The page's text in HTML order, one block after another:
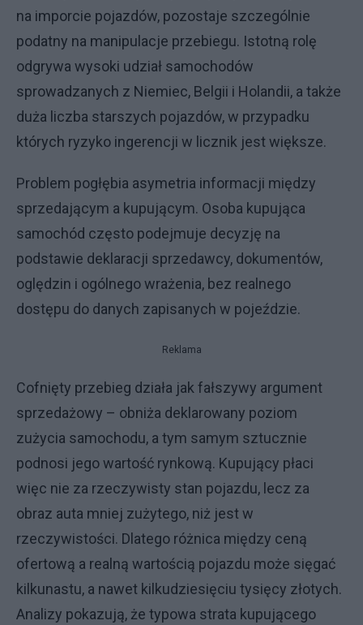
na imporcie pojazdów, pozostaje szczególnie
podatny na manipulacje przebiegu. Istotną rolę
odgrywa wysoki udział samochodów
sprowadzanych z Niemiec, Belgii i Holandii, a także
duża liczba starszych pojazdów, w przypadku
których ryzyko ingerencji w licznik jest większe.
Problem pogłębia asymetria informacji między
sprzedającym a kupującym. Osoba kupująca
samochód często podejmuje decyzję na
podstawie deklaracji sprzedawcy, dokumentów,
oględzin i ogólnego wrażenia, bez realnego
dostępu do danych zapisanych w pojeździe.
Reklama
Cofnięty przebieg działa jak fałszywy argument
sprzedażowy – obniża deklarowany poziom
zużycia samochodu, a tym samym sztucznie
podnosi jego wartość rynkową. Kupujący płaci
więc nie za rzeczywisty stan pojazdu, lecz za
obraz auta mniej zużytego, niż jest w
rzeczywistości. Dlatego różnica między ceną
ofertową a realną wartością pojazdu może sięgać
kilkunastu, a nawet kilkudziesięciu tysięcy złotych.
Analizy pokazują, że typowa strata kupującego